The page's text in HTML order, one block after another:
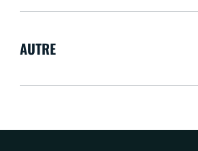
AUTRE